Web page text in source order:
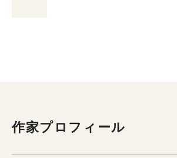
作家プロフィール